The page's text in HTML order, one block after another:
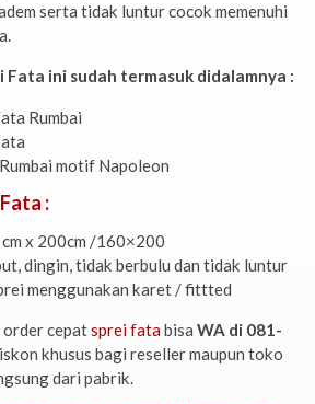
serta tidak luntur cocok memenuhi
Fata ini sudah termasuk didalamnya :
Rumbai
motif Napoleon
:
x 200cm /160×200
dingin, tidak berbulu dan tidak luntur
menggunakan karet / fittted
order cepatsprei fatabisa WA di 081-
khusus bagi reseller maupun toko
dari pabrik.